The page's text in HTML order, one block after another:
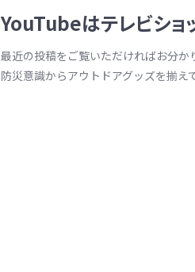
YouTubeはテレビショ
最近の投稿をご覧いただければお分
防災意識からアウトドアグッズを揃え